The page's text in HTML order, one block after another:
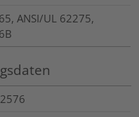
ANSI/UL 62275,